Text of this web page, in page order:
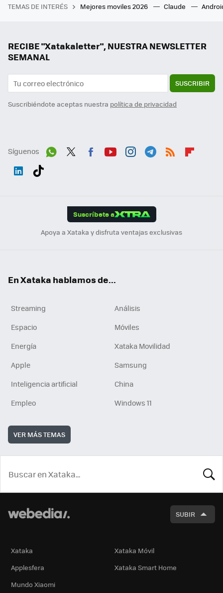
TEMAS DE INTERÉS Mejores moviles 2026 Claude
RECIBE "Xatakaletter", NUESTRA NEWSLETTER
SEMANAL
SUSCRIBIR
Suscribiéndote aceptas nuestra política de privacidad
Síguenos
Suscríbete a
Apoya a Xataka y disfruta ventajas exclusivas
En Xataka hablamos de...
Streaming
Análisis
Espacio
Móviles
Energía
Xataka Movilidad
Apple
Samsung
Inteligencia artificial
China
Empleo
Windows 11
VER MÁS TEMAS
SUBIR
Xataka
Xataka Móvil
Applesfera
Xataka Smart Home
Mundo Xiaomi